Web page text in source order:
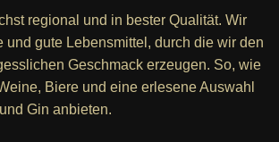
regional und in bester Qualität. Wir
und gute Lebensmittel, durch die wir den
Geschmack erzeugen. So, wie
Biere und eine erlesene Auswahl
Gin anbieten.